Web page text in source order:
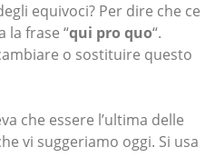
equivoci? Per dire che ce
la frase “qui pro quo“.
o sostituire questo
che essere l’ultima delle
vi suggeriamo oggi. Si usa